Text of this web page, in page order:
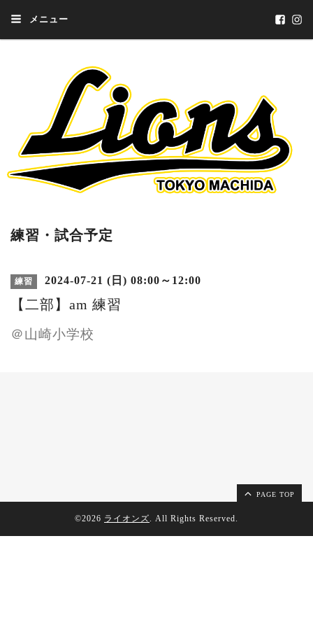
メニュー
練習・試合予定
練習 2024-07-21 (日) 08:00～12:00
【二部】am 練習
＠山崎小学校
PAGE TOP
©2026 ライオンズ. All Rights Reserved.